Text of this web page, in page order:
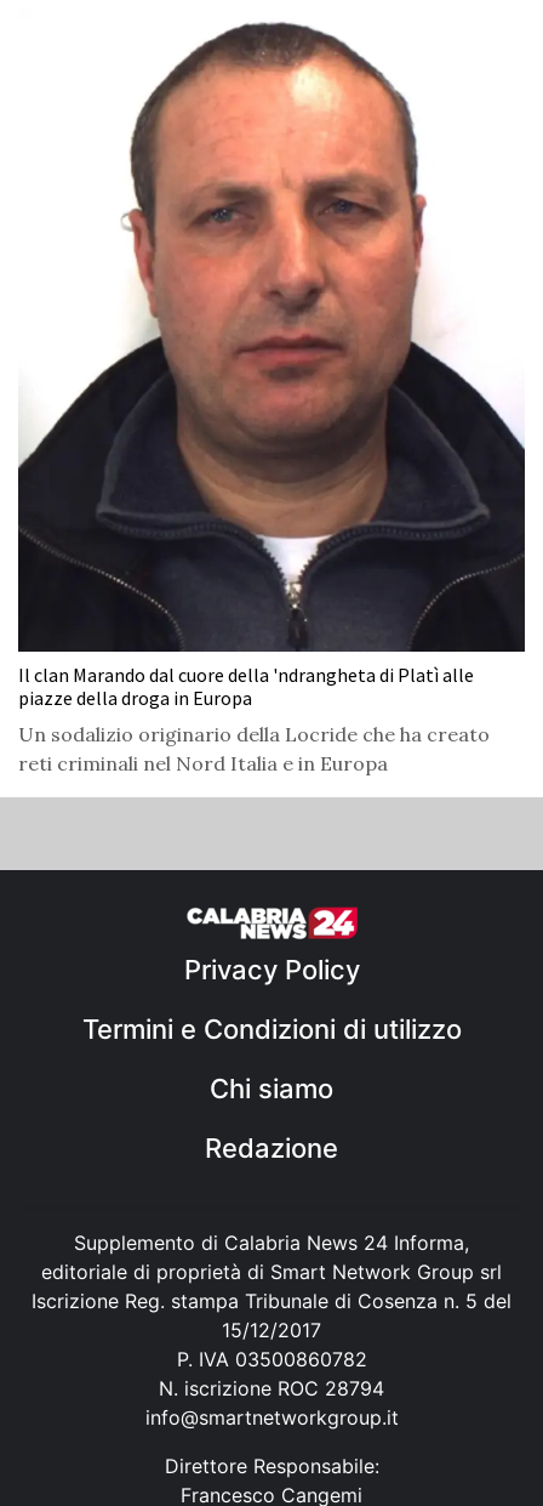
Il clan Marando dal cuore della 'ndrangheta di Platì alle
piazze della droga in Europa
Un sodalizio originario della Locride che ha creato
reti criminali nel Nord Italia e in Europa
Privacy Policy
Termini e Condizioni di utilizzo
Chi siamo
Redazione
Supplemento di Calabria News 24 Informa,
editoriale di proprietà di Smart Network Group srl
Iscrizione Reg. stampa Tribunale di Cosenza n. 5 del
15/12/2017
P. IVA 03500860782
N. iscrizione ROC 28794
info@smartnetworkgroup.it
Direttore Responsabile:
Francesco Cangemi